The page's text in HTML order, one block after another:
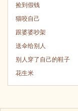
捡到假钱
猫咬自己
跟婆婆吵架
送伞给别人
别人穿了自己的鞋子
花生米